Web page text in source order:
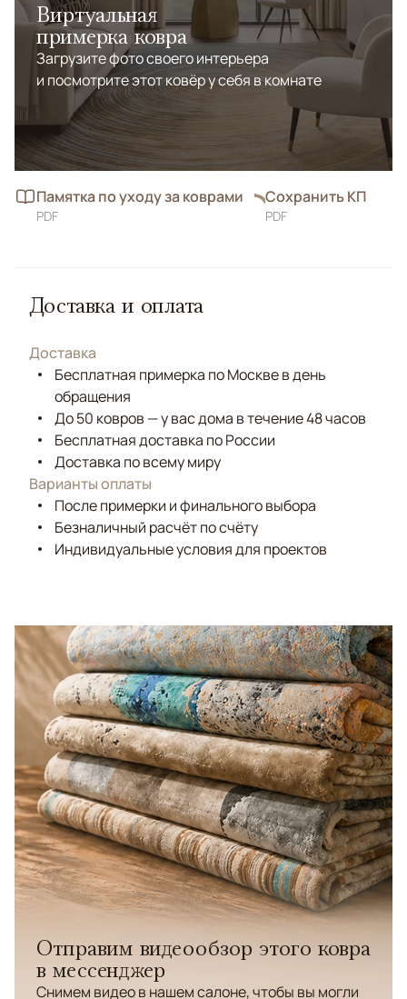
Виртуальная
примерка ковра
Загрузите фото своего интерьера
и посмотрите этот ковёр у себя в комнате
Памятка по уходу за коврами
PDF
Сохранить КП
PDF
Доставка и оплата
Доставка
Бесплатная примерка по Москве в день
обращения
До 50 ковров — у вас дома в течение 48 часов
Бесплатная доставка по России
Доставка по всему миру
Варианты оплаты
После примерки и финального выбора
Безналичный расчёт по счёту
Индивидуальные условия для проектов
Отправим видеообзор этого ковра
в мессенджер
Снимем видео в нашем салоне, чтобы вы могли